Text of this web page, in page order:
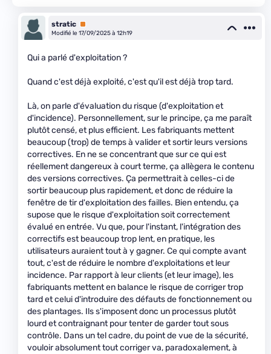
stratic Premium
Modifié le 17/09/2025 à 12h19
Qui a parlé d'exploitation ?
Quand c'est déjà exploité, c'est qu'il est déjà trop tard.
Là, on parle d'évaluation du risque (d'exploitation et
d'incidence). Personnellement, sur le principe, ça me paraît
plutôt censé, et plus efficient. Les fabriquants mettent
beaucoup (trop) de temps à valider et sortir leurs versions
correctives. En ne se concentrant que sur ce qui est
réellement dangereux à court terme, ça allègera le contenu
des versions correctives. Ça permettrait à celles-ci de
sortir beaucoup plus rapidement, et donc de réduire la
fenêtre de tir d'exploitation des failles. Bien entendu, ça
supose que le risque d'exploitation soit correctement
évalué en entrée. Vu que, pour l'instant, l'intégration des
correctifs est beaucoup trop lent, en pratique, les
utilisateurs auraient tout à y gagner. Ce qui compte avant
tout, c'est de réduire le nombre d'exploitations et leur
incidence. Par rapport à leur clients (et leur image), les
fabriquants mettent en balance le risque de corriger trop
tard et celui d'introduire des défauts de fonctionnement ou
des plantages. Ils s'imposent donc un processus plutôt
lourd et contraignant pour tenter de garder tout sous
contrôle. Dans un tel cadre, du point de vue de la sécurité,
vouloir absolument tout corriger va, paradoxalement, à